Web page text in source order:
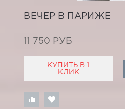
ВЕЧЕР В ПАРИЖЕ
11 750 РУБ
КУПИТЬ В 1
КЛИК